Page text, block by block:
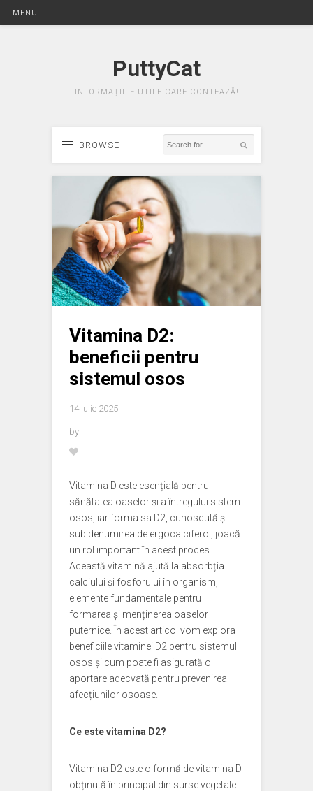
MENU
PuttyCat
INFORMAȚIILE UTILE CARE CONTEAZĂ!
BROWSE
Vitamina D2:
beneficii pentru
sistemul osos
14 iulie 2025
by
Vitamina D este esențială pentru
sănătatea oaselor și a întregului sistem
osos, iar forma sa D2, cunoscută și
sub denumirea de ergocalciferol, joacă
un rol important în acest proces.
Această vitamină ajută la absorbția
calciului și fosforului în organism,
elemente fundamentale pentru
formarea și menținerea oaselor
puternice. În acest articol vom explora
beneficiile vitaminei D2 pentru sistemul
osos și cum poate fi asigurată o
aportare adecvată pentru prevenirea
afecțiunilor osoase.
Ce este vitamina D2?
Vitamina D2 este o formă de vitamina D
obținută în principal din surse vegetale